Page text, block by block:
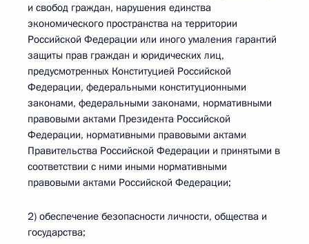
и свобод граждан, нарушения единства
экономического пространства на территории
Российской Федерации или иного умаления гарантий
защиты прав граждан и юридических лиц,
предусмотренных Конституцией Российской
Федерации, федеральными конституционными
законами, федеральными законами, нормативными
правовыми актами Президента Российской
Федерации, нормативными правовыми актами
Правительства Российской Федерации и принятыми в
соответствии с ними иными нормативными
правовыми актами Российской Федерации;
2) обеспечение безопасности личности, общества и
государства;